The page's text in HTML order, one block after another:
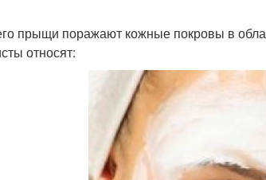
прыщи поражают кожные покровы в
относят: